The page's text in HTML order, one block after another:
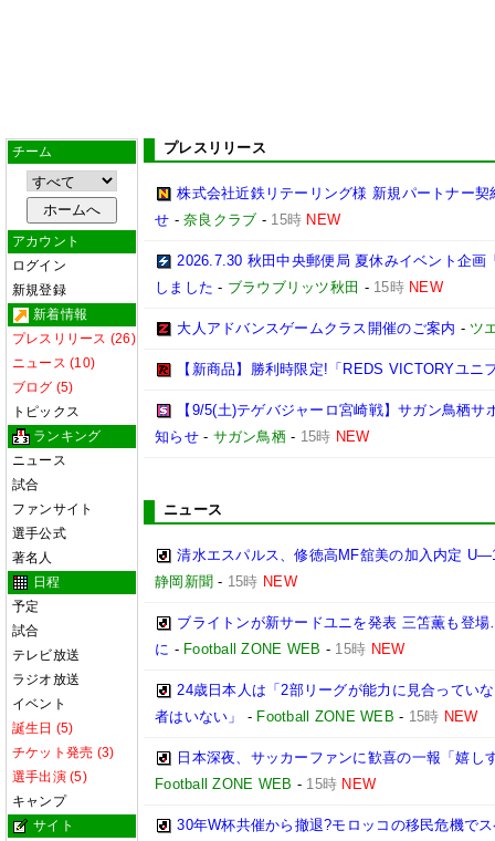
チーム
アカウント
ログイン
新規登録
新着情報
プレスリリース (26)
ニュース (10)
ブログ (5)
トピックス
ランキング
ニュース
試合
ファンサイト
選手公式
著名人
日程
予定
試合
テレビ放送
ラジオ放送
イベント
誕生日 (5)
チケット発売 (3)
選手出演 (5)
キャンプ
サイト
プレスリリース
株式会社近鉄リテーリング様 新規パートナー
せ -奈良クラブ - 15時 NEW
2026.7.30 秋田中央郵便局 夏休みイベント企
しました - ブラウブリッツ秋田 - 15時 NEW
大人アドバンスゲームクラス開催のご案内 - ツ
【新商品】勝利時限定!「REDS VICTORYユニ
【9/5(土)テゲバジャーロ宮崎戦】サガン鳥栖
知らせ- サガン鳥栖- 15時 NEW
ニュース
清水エスパルス、修徳高MF舘美の加入内定
静岡新聞 - 15時 NEW
ブライトンが新サードユニを発表 三笘薫も登
に - Football ZONE WEB - 15時 NEW
24歳日本人は「2部リーグが能力に見合ってい
者はいない」
- Football ZONE WEB - 15時 NEW
日本深夜、サッカーファンに歓喜の一報「嬉
Football ZONE WEB - 15時 NEW
30年W杯共催から撤退?モロッコの移民危機で